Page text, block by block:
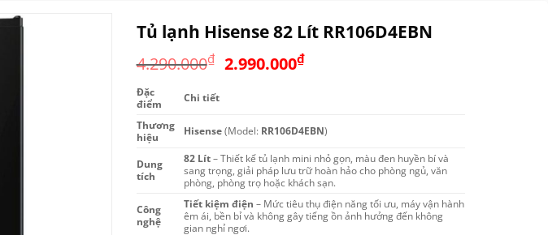
Tủ lạnh Hisense 82 Lít RR106D4EBN
4.290.000₫ Giá
2.990.000₫Giá
2.990.000₫.
Đặc
điểm
Chi tiết
Thương
hiệu
Hisense(Model: RR106D4EBN)
Dung
tích
82 Lít– Thiết kế tủ lạnh mini nhỏ gọn, màu đen huyền bí và
sang trọng, giải pháp lưu trữ hoàn hảo cho phòng ngủ, văn
phòng, phòng trọ hoặc khách sạn.
Công
nghệ
Tiết kiệm điện – Mức tiêu thụ điện năng tối ưu, máy vận hành
êm ái, bền bỉ và không gây tiếng ồn ảnh hưởng đến không
gian nghỉ ngơi.